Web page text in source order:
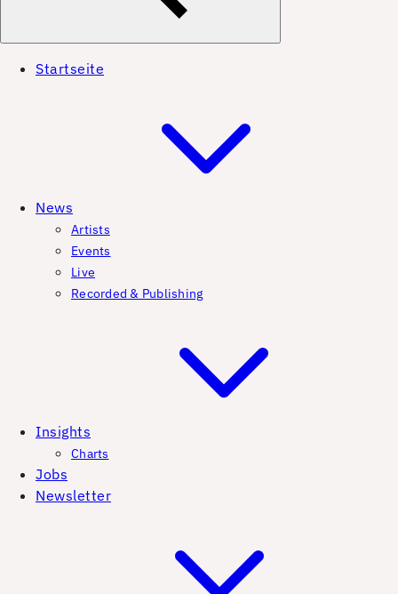
Startseite
News
Artists
Events
Live
Recorded & Publishing
Insights
Charts
Jobs
Newsletter